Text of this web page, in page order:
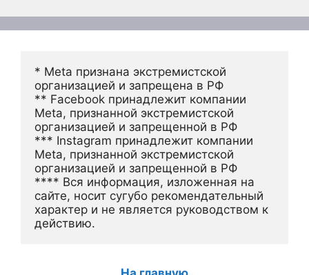
* Meta признана экстремистской
организацией и запрещена в РФ
** Facebook принадлежит компании
Meta, признанной экстремистской
организацией и запрещенной в РФ
*** Instagram принадлежит компании
Meta, признанной экстремистской
организацией и запрещенной в РФ
**** Вся информация, изложенная на
сайте, носит сугубо рекомендательный
характер и не является руководством к
действию.